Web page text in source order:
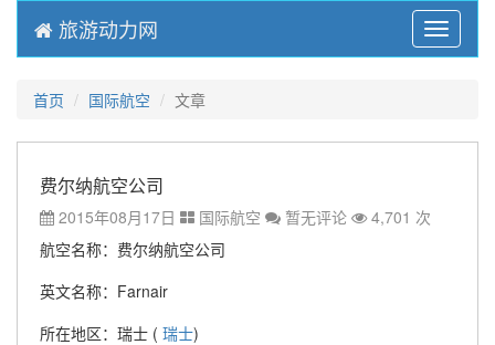
Menu
旅游动力网
首页 国际航空 文章
费尔纳航空公司
2015年08月17日 国际航空 暂无评论
4,701 次
航空名称：费尔纳航空公司
英文名称：Farnair
所在地区：瑞士 ( 瑞士)